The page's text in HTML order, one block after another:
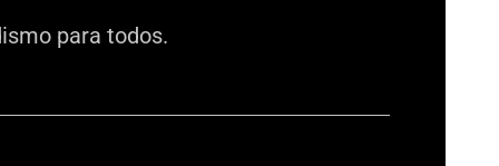
para todos.